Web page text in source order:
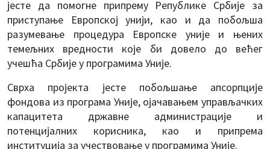
јесте да помогне припрему Републике Србије за
приступање Европској унији, као и да побољша
разумевање процедура Европске уније и њених
темељних вредности које би довело до већег
учешћа Србије у програмима Уније.
Сврха пројекта јесте побољшање апсорпције
фондова из програма Уније, ојачавањем управљачких
капацитета државне администрације и
потенцијалних корисника, као и припрема
институција за учествовање у програмима Уније.